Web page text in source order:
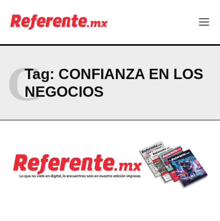
Tag: CONFIANZA EN LOS
NEGOCIOS
C